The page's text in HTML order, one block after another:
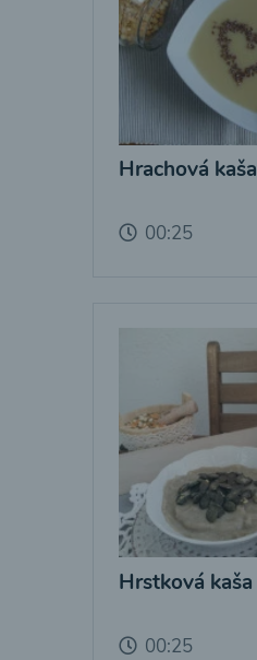
Hrachová kaša
00:25
Hrstková kaša
00:25